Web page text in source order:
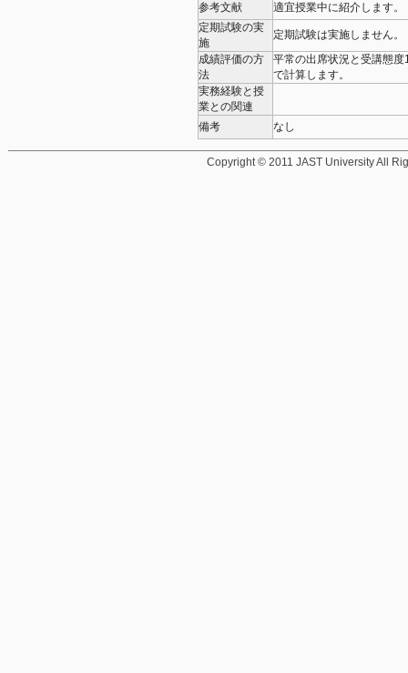
参考文献
適宜授業中に紹介します。
定期試験の実
施
定期試験は実施しません。
成績評価の方
法
平常の出席状況と受講態
で計算します。
実務経験と授
業との関連
備考
なし